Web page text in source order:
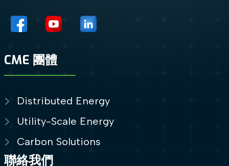
CME 團體
Distributed Energy
Utility-Scale Energy
Carbon Solutions
聯絡我們